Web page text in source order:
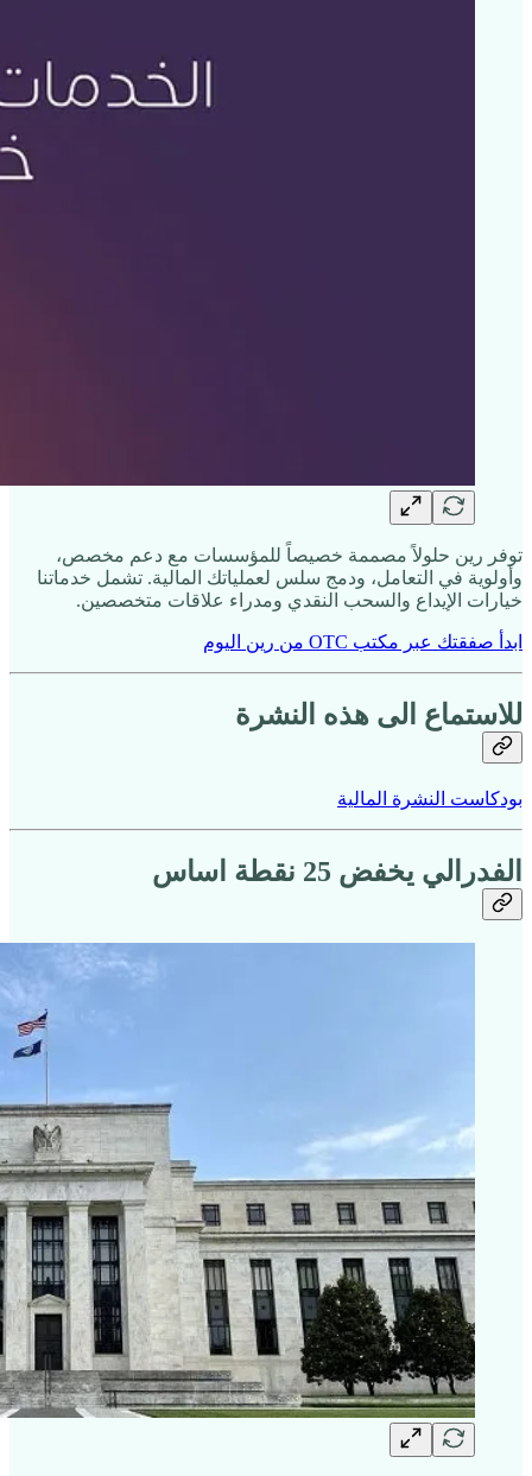
توفر رين حلولاً مصممة خصيصاً للمؤسسات مع دعم مخصص،
وأولوية في التعامل، ودمج سلس لعملياتك المالية. تشمل خدماتنا
خيارات الإيداع والسحب النقدي ومدراء علاقات متخصصين.
ابدأ صفقتك عبر مكتب OTC من رين اليوم
للاستماع الى هذه النشرة
بودكاست النشرة المالية
الفدرالي يخفض 25 نقطة اساس